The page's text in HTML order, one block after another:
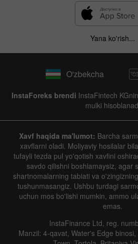
Yana ko'rish...
O'zbekcha
InstaForeks brendi InstaFintech
mulki
Xavf haqida ma'lumot: Barcha
xavflarni oladi. Moliyaviy hosilalar
tufayli tezda pul yo'qotish xavfini
savdo qilishni boshlamaysiz, agar
shartnomalarning tabiati va
tushunmasangiz. Ushbu turdagi
uchun mos bo'lishi mumkin, ammo
emas.
InstaFinance Ltd, reg.
Manzil: 4-qavat, Water's Edge